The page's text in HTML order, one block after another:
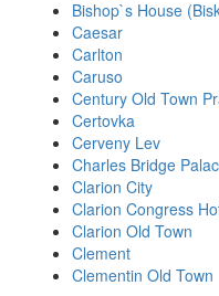
Bishop`s House
Caesar
Carlton
Caruso
Century Old Town
Certovka
Cerveny Lev
Charles Bridge
Clarion City
Clarion Congress
Clarion Old Town
Clement
Clementin Old Town